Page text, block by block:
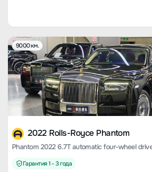
9000 км.
2022 Rolls-Royce Phantom
Phantom 2022 6.7T automatic four-wheel
Гарантия 1 - 3 года